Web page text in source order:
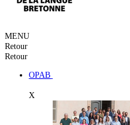
MENU
Retour
Retour
OPAB
X